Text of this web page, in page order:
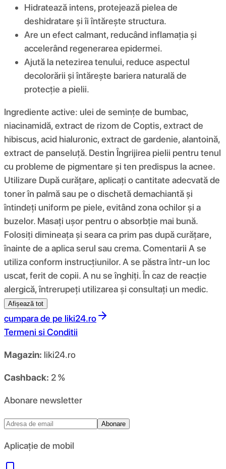
Hidratează intens, protejează pielea de
deshidratare și îi întărește structura.
Are un efect calmant, reducând inflamația și
accelerând regenerarea epidermei.
Ajută la netezirea tenului, reduce aspectul
decolorării și întărește bariera naturală de
protecție a pielii.
Ingrediente active: ulei de semințe de bumbac,
niacinamidă, extract de rizom de Coptis, extract de
hibiscus, acid hialuronic, extract de gardenie, alantoină,
extract de panseluță. Destin Îngrijirea pielii pentru tenul
cu probleme de pigmentare și ten predispus la acnee.
Utilizare După curățare, aplicați o cantitate adecvată de
toner în palmă sau pe o dischetă demachiantă și
întindeți uniform pe piele, evitând zona ochilor și a
buzelor. Masați ușor pentru o absorbție mai bună.
Folosiți dimineața și seara ca prim pas după curățare,
înainte de a aplica serul sau crema. Comentarii A se
utiliza conform instrucțiunilor. A se păstra într-un loc
uscat, ferit de copii. A nu se înghiți. În caz de reacție
alergică, întrerupeți utilizarea și consultați un medic.
Afișează tot
cumpara de pe liki24.ro
Termeni si Conditii
Magazin: liki24.ro
Cashback: 2 %
Abonare newsletter
Abonare
Aplicație de mobil